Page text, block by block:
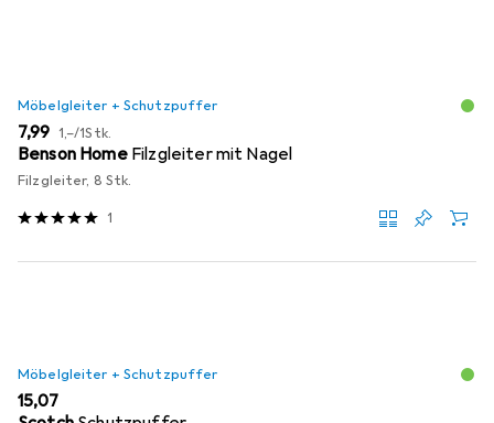
Möbelgleiter + Schutzpuffer
EUR
7,99 EUR
1,–/1Stk.
Benson Home Filzgleiter mit Nagel
Filzgleiter, 8 Stk.
1
Möbelgleiter + Schutzpuffer
EUR
15,07